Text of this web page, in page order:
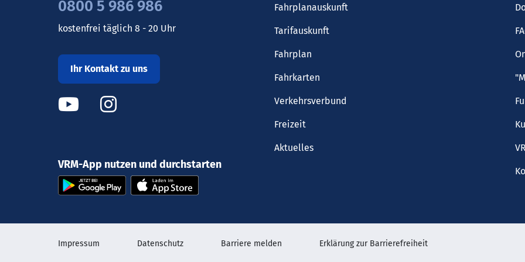
0800 5 986 986
kostenfrei täglich 8 - 20 Uhr
Ihr Kontakt zu uns
VRM-App nutzen und durchstarten
Fahrplanauskunft
Tarifauskunft
Fahrplan
Fahrkarten
Verkehrsverbund
Freizeit
Aktuelles
Impressum Datenschutz Barriere melden Erklärung zur Barrierefreiheit